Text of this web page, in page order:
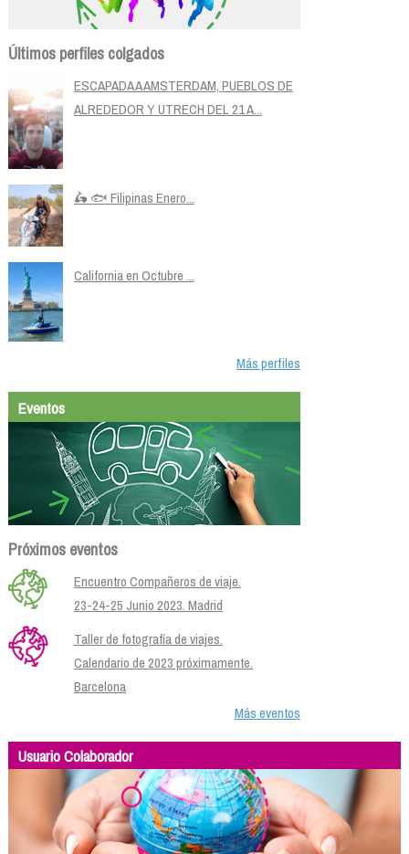
Últimos perfiles colgados
ESCAPADA A AMSTERDAM, PUEBLOS DE
ALREDEDOR Y UTRECH DEL 21 A...
🛵 🐟 Filipinas Enero...
California en Octubre ...
Más perfiles
Eventos
Próximos eventos
Encuentro Compañeros de viaje.
23-24-25 Junio 2023. Madrid
Taller de fotografía de viajes.
Calendario de 2023 próximamente.
Barcelona
Más eventos
Usuario Colaborador